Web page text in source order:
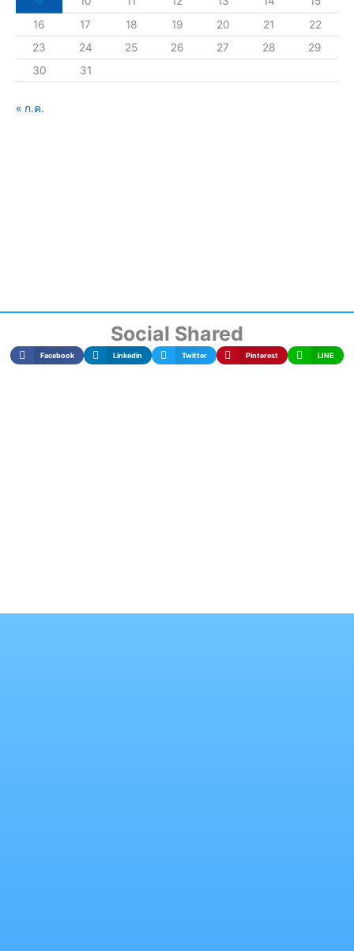
16
17 18 19 20 21
22
23
24 25 26 27 28
29
30
31
« ก.ค.
Social Shared
Facebook Linkedin Twitter Pinterest LINE